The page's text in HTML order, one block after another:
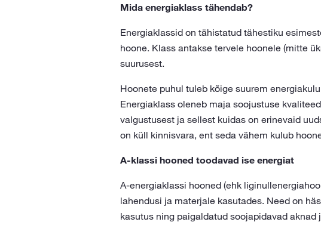
Mida energiaklass tähendab?
Energiaklassid on tähistatud tähestiku
hoone. Klass antakse tervele hoonele (mitte
suurusest.
Hoonete puhul tuleb kõige suurem
Energiaklass oleneb maja soojustuse
valgustusest ja sellest kuidas on erinevaid
on küll kinnisvara, ent seda vähem kulub
A-klassi hooned toodavad ise energiat
A-energiaklassi hooned (ehk
lahendusi ja materjale kasutades. Need on
kasutus ning paigaldatud soojapidavad